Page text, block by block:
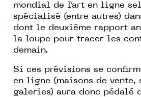
mondial de l’art en ligne
spécialisé (entre autres)
dont le deuxième rapport
la loupe pour tracer les
demain.
Si ces prévisions se
en ligne (maisons de
galeries) aura donc pédalé